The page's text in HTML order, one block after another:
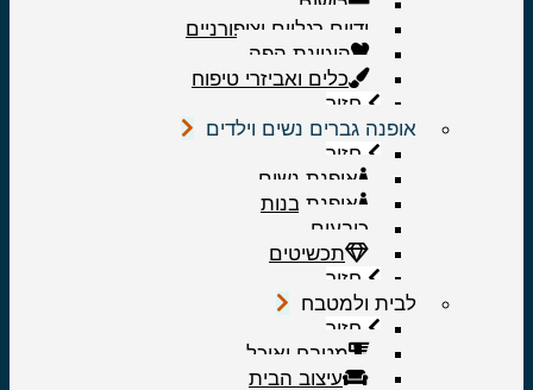
ידיים רגליים וציפורניים
היגיינת הפה
כלים ואביזרי טיפוח
חזור
אופנה גברים נשים וילדים
חזור
אופנת נשים
אופנת בנות
כובעים
תכשיטים
חזור
לבית ולמטבח
חזור
מטבח ואוכל
עיצוב הבית